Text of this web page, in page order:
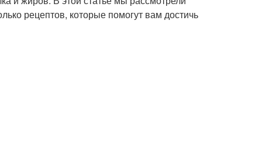
рецептов, которые помогут вам достичь